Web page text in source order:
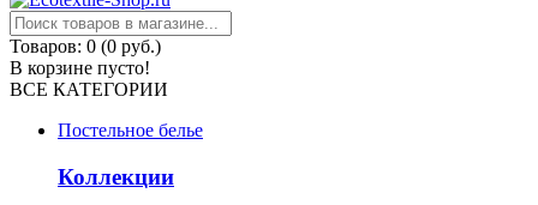
Товаров: 0 (0 руб.)
В корзине пусто!
ВСЕ КАТЕГОРИИ
Постельное белье
Коллекции